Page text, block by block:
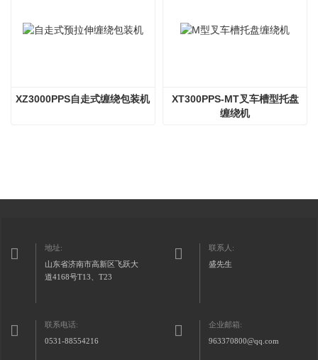
XZ3000PPS自走式缠绕包装机
XT300PPS-MT叉车槽型托盘
缠绕机
地址:
山东省济南市高新区飞跃大
道4168号T13、T23
联系人:
盛先生
联系电话:
0531-88554216
企业邮箱:
963370800@qq.com